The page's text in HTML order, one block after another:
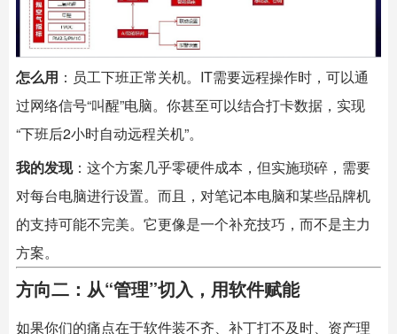
怎么用 ：员工下班正常关机。IT需要远程操作时，可以通
过网络信号“叫醒”电脑。你甚至可以结合打卡数据，实现
“下班后2小时自动远程关机”。
我的发现：这个方案几乎零硬件成本，但实施琐碎，需要
对每台电脑进行设置。而且，对笔记本电脑和某些品牌机
的支持可能不完美。它更像是一个补充技巧，而不是主力
方案。
方向二：从“管理”切入，用软件赋能
如果你们的痛点在于软件装不齐、补丁打不及时、资产理